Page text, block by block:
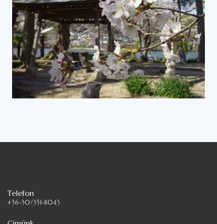
Telefon
+36-30/351-8043